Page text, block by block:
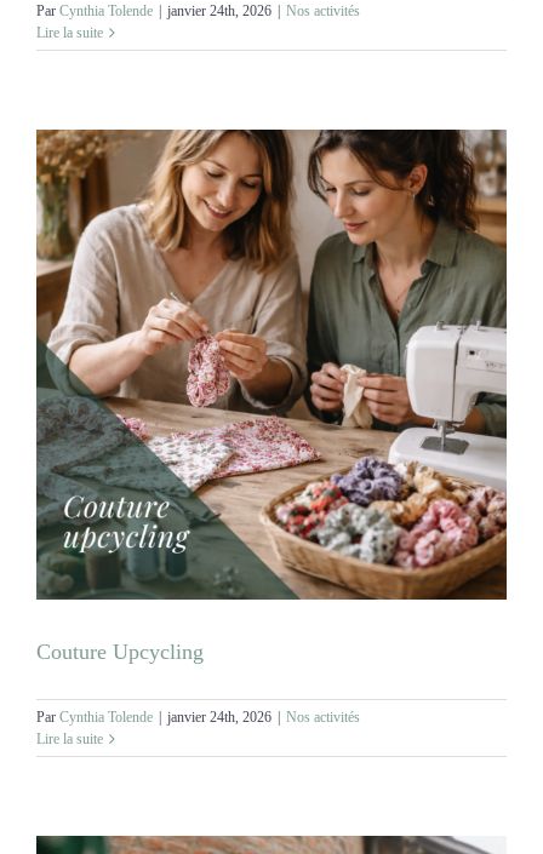
Par Cynthia Tolende | janvier 24th, 2026 | Nos activités
Lire la suite
Couture Upcycling
Par Cynthia Tolende | janvier 24th, 2026 | Nos activités
Lire la suite